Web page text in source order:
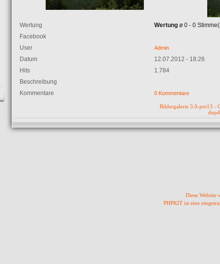
Wertung Wertung ø 0 - 0
Facebook
User
Admin
Datum
12.07.2012 - 18:26
Hits
1.784
Beschreibung
Kommentare
0 Kommentare
Bildergalerie 3.0-pre13 -
Diese Website
PHPKIT ist eine